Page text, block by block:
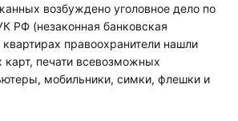
возбуждено уголовное дело по
РФ (незаконная банковская
квартирах правоохранители нашли
карт, печати всевозможных
мобильники, симки, флешки и